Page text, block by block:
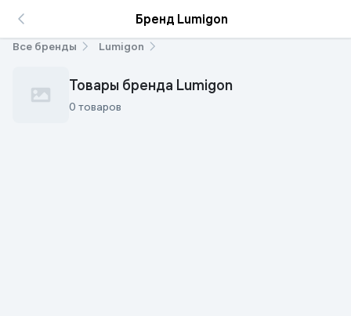
Бренд Lumigon
Все бренды Lumigon
Товары бренда Lumigon
0 товаров